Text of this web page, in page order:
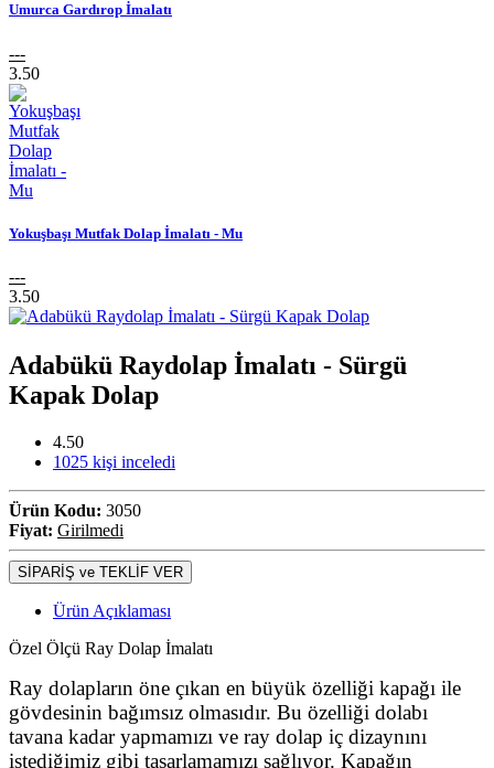
Umurca Gardırop İmalatı
---
3.50
Yokuşbaşı Mutfak Dolap İmalatı - Mu
---
3.50
Adabükü Raydolap İmalatı - Sürgü
Kapak Dolap
4.50
1025 kişi inceledi
Ürün Kodu: 3050
Fiyat: Girilmedi
SİPARİŞ ve TEKLİF VER
Ürün Açıklaması
Özel Ölçü Ray Dolap İmalatı
Ray dolapların öne çıkan en büyük özelliği kapağı ile
gövdesinin bağımsız olmasıdır. Bu özelliği dolabı
tavana kadar yapmamızı ve ray dolap iç dizaynını
istediğimiz gibi tasarlamamızı sağlıyor. Kapağın